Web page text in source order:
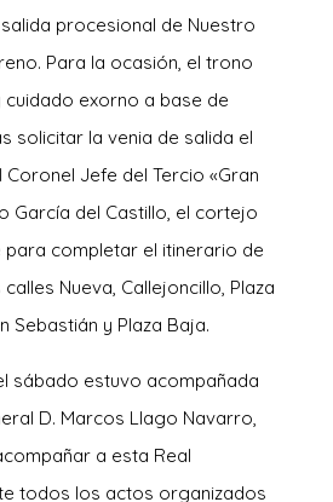
procesional de Nuestro
Para la ocasión, el trono
cuidado exorno a base de
solicitar la venia de salida el
Jefe del Tercio «Gran
García del Castillo, el cortejo
para completar el itinerario de
Nueva, Callejoncillo, Plaza
Sebastián y Plaza Baja.
sábado estuvo acompañada
D. Marcos Llago Navarro,
a esta Real
todos los actos organizados